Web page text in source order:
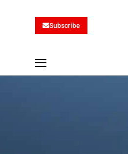
Subscribe